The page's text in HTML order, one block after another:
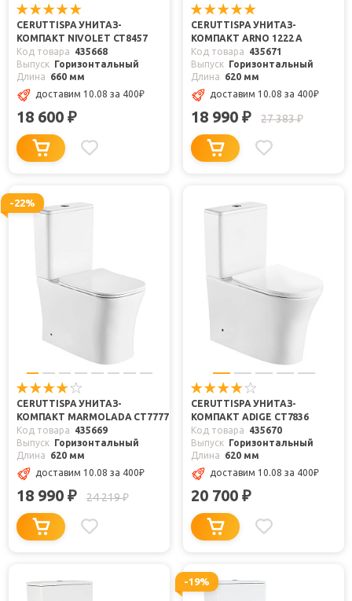
CERUTTISPA УНИТАЗ-
КОМПАКТ NIVOLET CT8457
Код товара
435668
Выпуск Горизонтальный
Длина
660 мм
доставим 10.08 за 400₽
18 600 ₽
CERUTTISPA УНИТАЗ-
КОМПАКТ ARNO 1222 А
Код товара
435671
Выпуск Горизонтальный
Длина
620 мм
доставим 10.08 за 400₽
18 990 ₽ 27 383₽
-22%
CERUTTISPA УНИТАЗ-
КОМПАКТ MARMOLADA CT7777
Код товара
435669
Выпуск Горизонтальный
Длина
620 мм
доставим 10.08 за 400₽
18 990 ₽ 24 219₽
CERUTTISPA УНИТАЗ-
КОМПАКТ ADIGE CT7836
Код товара
435670
Выпуск Горизонтальный
Длина
620 мм
доставим 10.08 за 400₽
20 700 ₽
-19%